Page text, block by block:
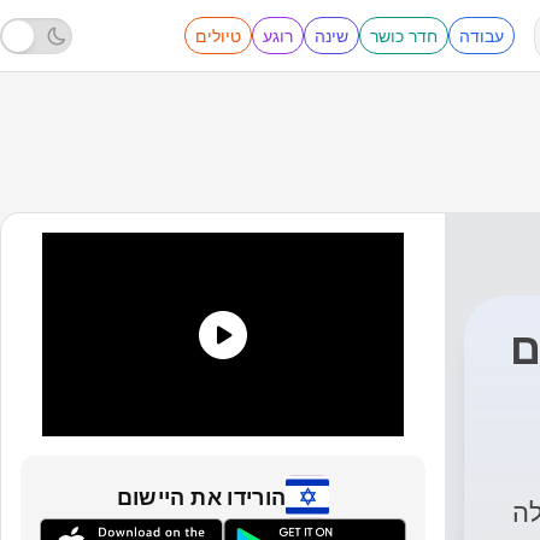
עבודה חדר כושר שינה רוגע טיולים
הורידו את היישום